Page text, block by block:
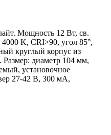
Мощность 12 Вт, св.
K, CRI>90, угол 85°,
круглый корпус из
диаметр 104 мм,
установочное
27-42 В, 300 мА,